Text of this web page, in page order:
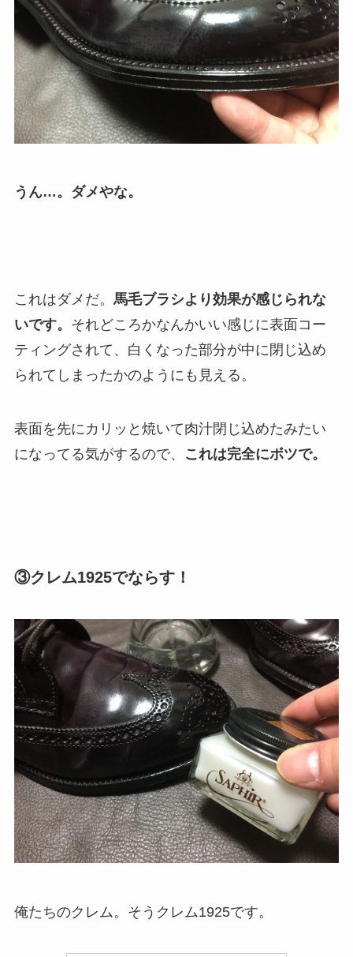
うん…。ダメやな。
これはダメだ。 馬毛ブラシより効果が感じられな
いです。 それどころかなんかいい感じに表面コー
ティングされて、白くなった部分が中に閉じ込め
られてしまったかのようにも見える。
表面を先にカリッと焼いて肉汁閉じ込めたみたい
になってる気がするので、
これは完全にボツで。
③クレム1925でならす！
俺たちのクレム。そうクレム1925です。